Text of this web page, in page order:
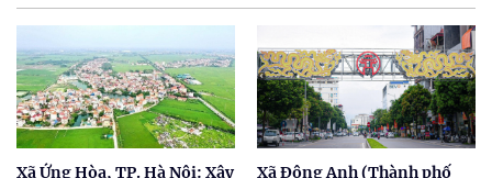
Xã Ứng Hòa, TP. Hà Nội: Xây
Xã Đông Anh (Thành phố